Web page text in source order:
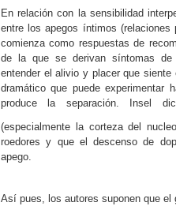
En relación con la sensibilidad
entre los apegos íntimos
comienza como respuestas de
de la que se derivan síntomas de
entender el alivio y placer que
dramático que puede experimentar
produce la separación. Insel
(especialmente la corteza del
roedores y que el descenso de
apego.
Así pues, los autores suponen que